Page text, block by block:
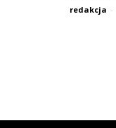
redakcja -